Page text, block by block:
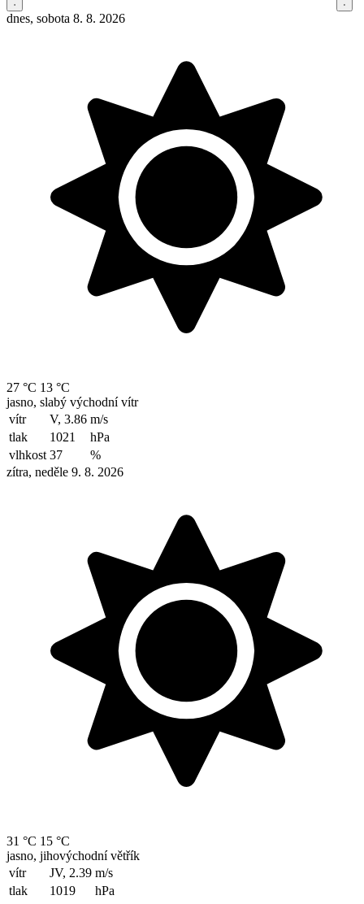
dnes, sobota 8. 8. 2026
27 °C 13 °C
jasno, slabý východní vítr
vítr
V, 3.86 m/s
tlak
1021
hPa
vlhkost 37
%
zítra, neděle 9. 8. 2026
31 °C 15 °C
jasno, jihovýchodní větřík
vítr
JV, 2.39 m/s
tlak
1019
hPa